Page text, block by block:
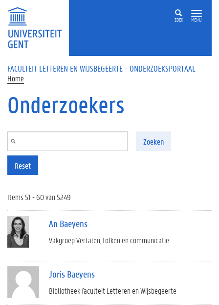
Overslaan en naar de inhoud gaan
ZOEK MENU
FACULTEIT LETTEREN EN WIJSBEGEERTE - ONDERZOEKSPORTAAL
Home
Onderzoekers
Zoeken
Reset
Items 51 - 60 van 5249
An Baeyens
Vakgroep Vertalen, tolken en communicatie
Joris Baeyens
Bibliotheek faculteit Letteren en Wijsbegeerte